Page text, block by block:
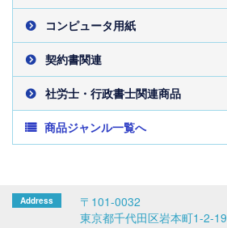
コンピュータ用紙
契約書関連
社労士・行政書士関連商品
商品ジャンル一覧へ
〒101-0032
東京都千代田区岩本町1-2-19